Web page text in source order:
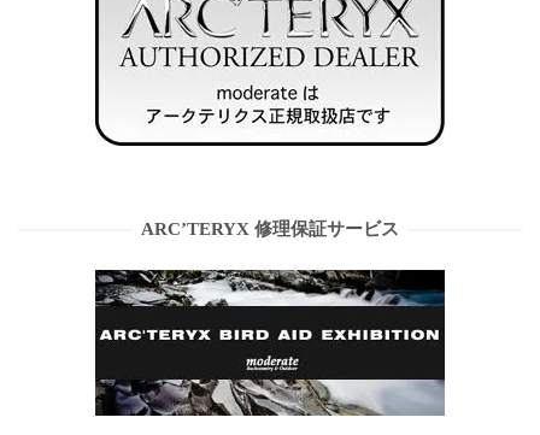
ARC’TERYX 修理保証サービス